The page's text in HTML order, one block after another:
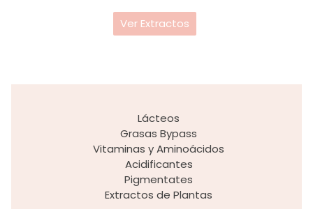
Ver Extractos
Lácteos
Grasas Bypass
Vitaminas y Aminoácidos
Acidificantes
Pigmentates
Extractos de Plantas